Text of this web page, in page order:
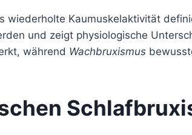
wiederholte Kaumuskelaktivität
und zeigt physiologische
während Wachbruxismus